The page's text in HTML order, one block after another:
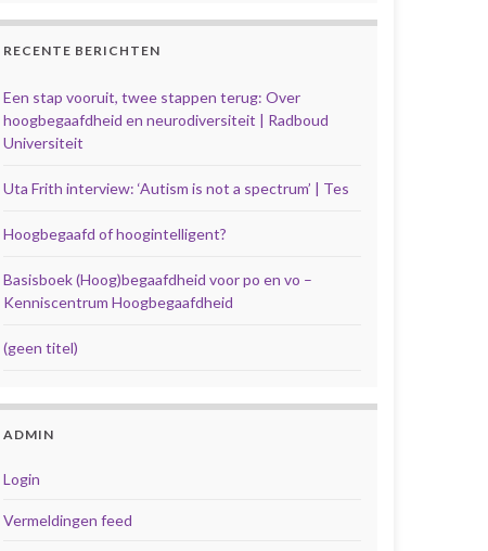
RECENTE BERICHTEN
Een stap vooruit, twee stappen terug: Over
hoogbegaafdheid en neurodiversiteit | Radboud
Universiteit
Uta Frith interview: ‘Autism is not a spectrum’ | Tes
Hoogbegaafd of hoogintelligent?
Basisboek (Hoog)begaafdheid voor po en vo –
Kenniscentrum Hoogbegaafdheid
(geen titel)
ADMIN
Login
Vermeldingen feed